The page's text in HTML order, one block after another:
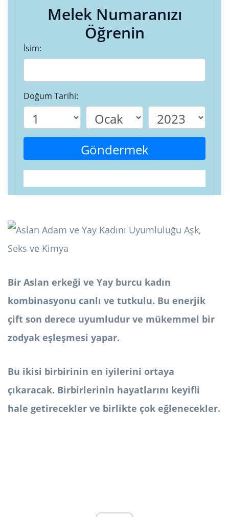
Melek Numaranızı
Öğrenin
İsim:
Doğum Tarihi:
Göndermek
Bir Aslan erkeği ve Yay burcu kadın
kombinasyonu canlı ve tutkulu. Bu enerjik
çift son derece uyumludur ve mükemmel bir
zodyak eşleşmesi yapar.
Bu ikisi birbirinin en iyilerini ortaya
çıkaracak. Birbirlerinin hayatlarını keyifli
hale getirecekler ve birlikte çok eğlenecekler.